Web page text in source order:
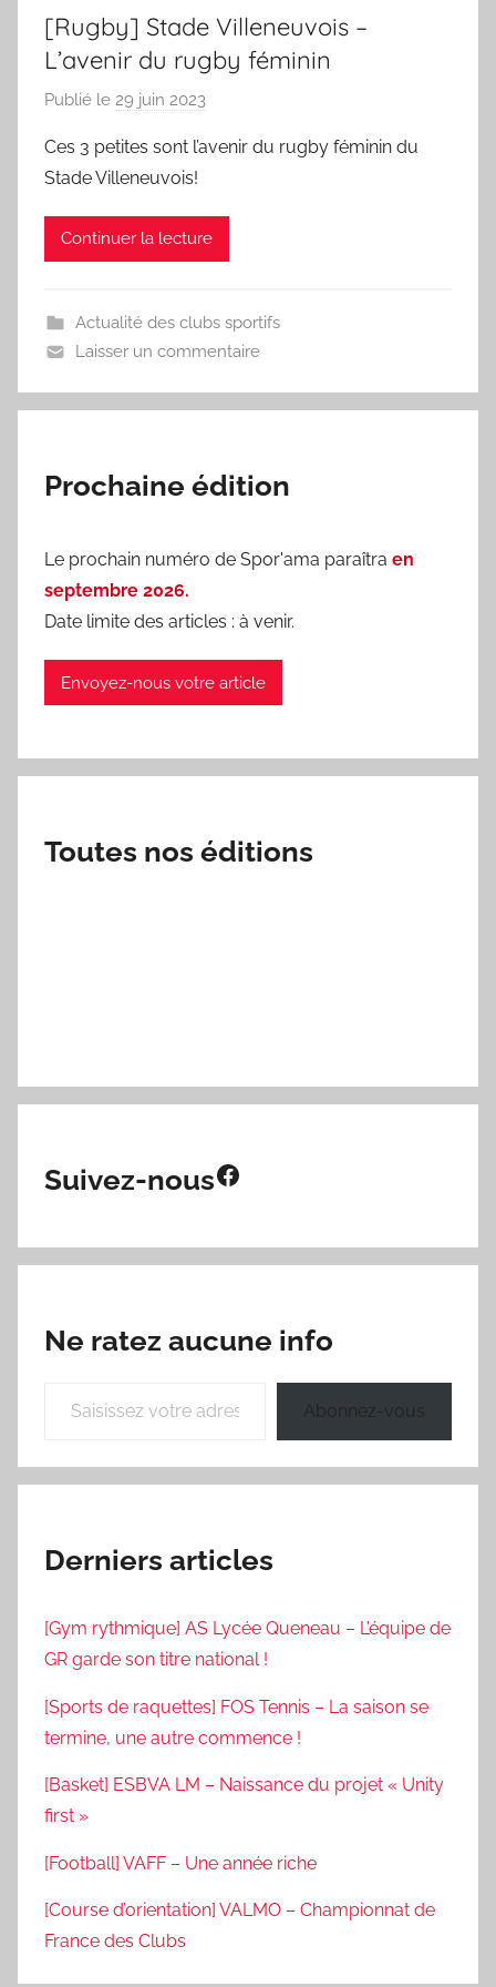
[Rugby] Stade Villeneuvois –
L’avenir du rugby féminin
Publié le 29 juin 2023
r
p
o
a
m
a
Ces 3 petites sont l’avenir du rugby féminin du
Stade Villeneuvois!
Continuer la lecture
Actualité des clubs sportifs
Laisser un commentaire
Prochaine édition
Le prochain numéro de Spor'ama paraîtra en
septembre 2026.
Date limite des articles : à venir.
Envoyez-nous votre article
Toutes nos éditions
Suivez-nousFacebook
Ne ratez aucune info
Abonnez-vous
Derniers articles
[Gym rythmique] AS Lycée Queneau – L’équipe de
GR garde son titre national !
[Sports de raquettes] FOS Tennis – La saison se
termine, une autre commence !
[Basket] ESBVA LM – Naissance du projet « Unity
first »
[Football] VAFF – Une année riche
[Course d’orientation] VALMO – Championnat de
France des Clubs